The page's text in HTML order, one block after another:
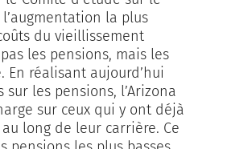
la plus
du vieillissement
les pensions, mais les
En réalisant aujourd’hui
sur les pensions, l’Arizona
sur ceux qui y ont déjà
long de leur carrière. Ce